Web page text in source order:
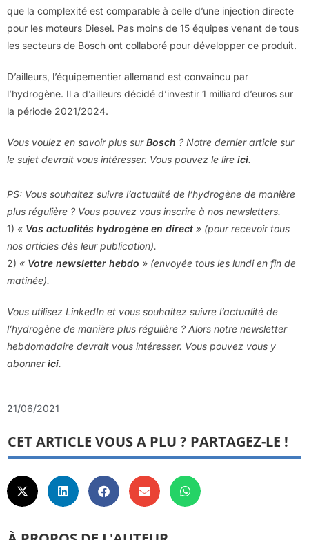
que la complexité est comparable à celle d’une injection directe
pour les moteurs Diesel. Pas moins de 15 équipes venant de tous
les secteurs de Bosch ont collaboré pour développer ce produit.
D’ailleurs, l’équipementier allemand est convaincu par
l’hydrogène. Il a d’ailleurs décidé d’investir 1 milliard d’euros sur
la période 2021/2024.
Vous voulez en savoir plus surBosch ? Notre dernier article sur
le sujet devrait vous intéresser. Vous pouvez le lire ici.
PS: Vous souhaitez suivre l’actualité de l’hydrogène de manière
plus régulière ? Vous pouvez vous inscrire à nos newsletters.
1) « Vos actualités hydrogène en direct » (pour recevoir tous
nos articles dès leur publication).
2) « Votre newsletter hebdo » (envoyée tous les lundi en fin de
matinée).
Vous utilisez LinkedIn et vous souhaitez suivre l’actualité de
l’hydrogène de manière plus régulière ? Alors notre newsletter
hebdomadaire devrait vous intéresser. Vous pouvez vous y
abonnerici.
21/06/2021
CET ARTICLE VOUS A PLU ? PARTAGEZ-LE !